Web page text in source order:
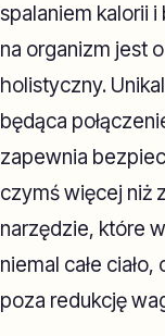
spalaniem kalorii
na organizm jest
holistyczny.
będąca
zapewnia
czymś więcej niż
narzędzie, które
niemal całe
poza redukcję